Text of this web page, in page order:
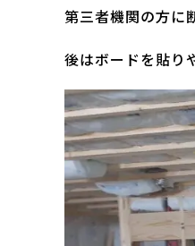
第三者機関の方に
後はボードを貼り